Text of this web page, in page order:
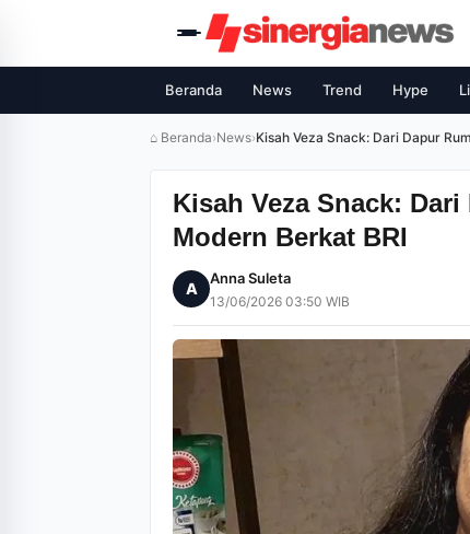
Beranda News Trend Hype
⌂ Beranda›News›Kisah Veza Snack: Dari Dapur
Kisah Veza Snack:
Modern Berkat BRI
A
Anna Suleta
13/06/2026 03:50 WIB